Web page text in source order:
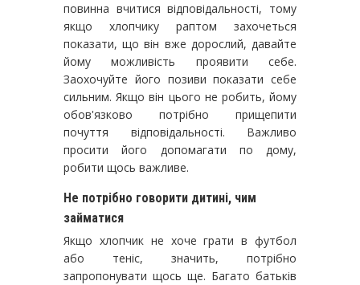
повинна вчитися відповідальності, тому
якщо хлопчику раптом захочеться
показати, що він вже дорослий, давайте
йому можливість проявити себе.
Заохочуйте його позиви показати себе
сильним. Якщо він цього не робить, йому
обов'язково потрібно прищепити
почуття відповідальності. Важливо
просити його допомагати по дому,
робити щось важливе.
Не потрібно говорити дитині, чим
займатися
Якщо хлопчик не хоче грати в футбол
або теніс, значить, потрібно
запропонувати щось ще. Багато батьків